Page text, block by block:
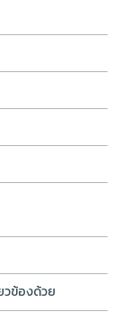
วข้องด้วย